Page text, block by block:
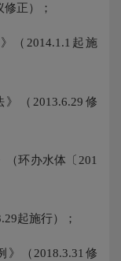
正）；
2014.1.1起施
（2013.6.29修
环办水体〔201
起施行）；
（2018.3.31修